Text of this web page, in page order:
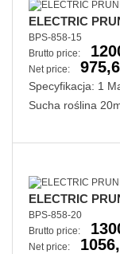
ELECTRIC
BPS-858-15
Brutto price:
Net price:
Specyfikacja: 1
Sucha roślina
ELECTRIC
BPS-858-20
Brutto price:
Net price: